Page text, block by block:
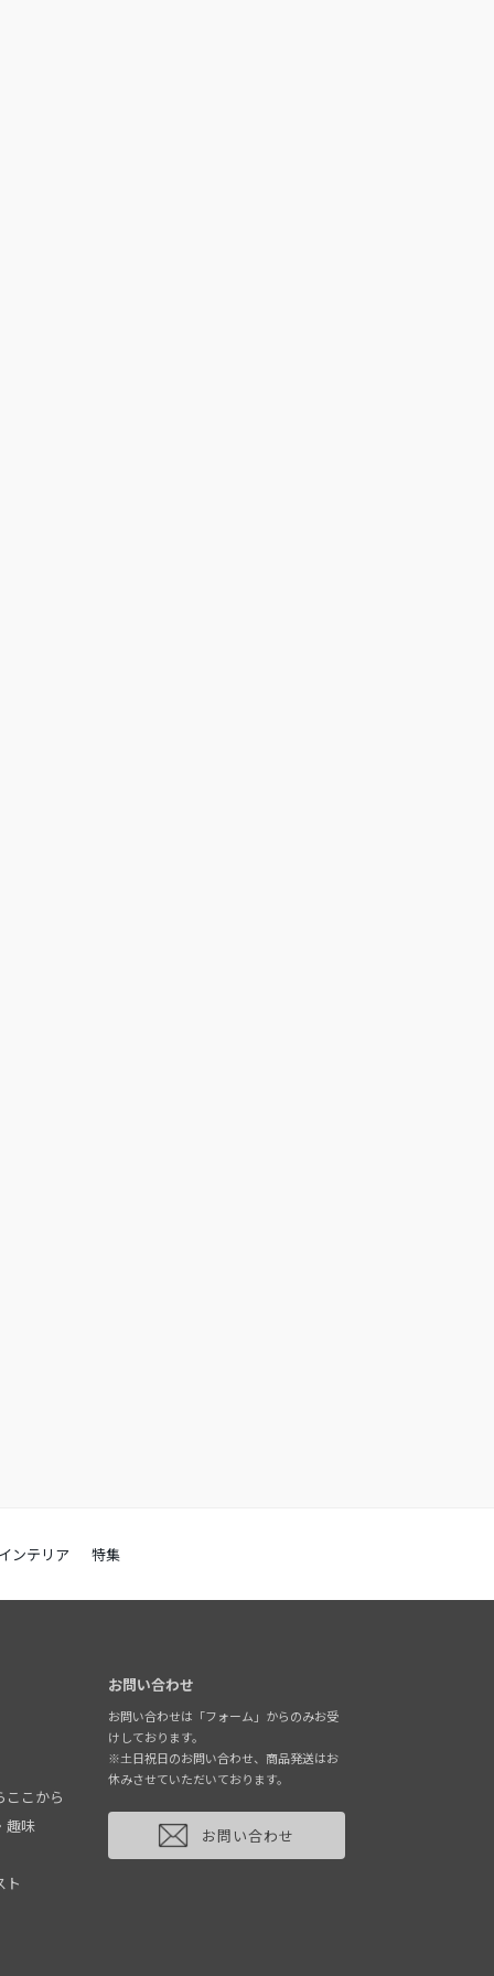
インテリア 特集
ここから
趣味
ト
お問い合わせ
お問い合わせは「フォーム」からのみお受
けしております。
※土日祝日のお問い合わせ、商品発送はお
休みさせていただいております。
お問い合わせ